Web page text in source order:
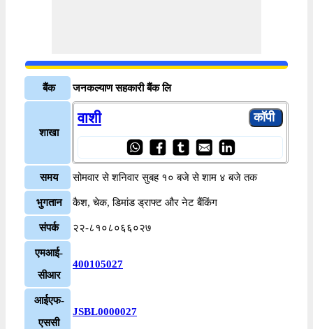
बैंक जनकल्याण सहकारी बैंक लि
शाखा
वाशी
समय सोमवार से शनिवार सुबह १० बजे से शाम ४ बजे तक
भुगतान कैश, चेक, डिमांड ड्राफ्ट और नेट बैंकिंग
संपर्क २२-८१०८०६६०२७
एमआई-
सीआर
400105027
आईएफ-
एससी
JSBL0000027